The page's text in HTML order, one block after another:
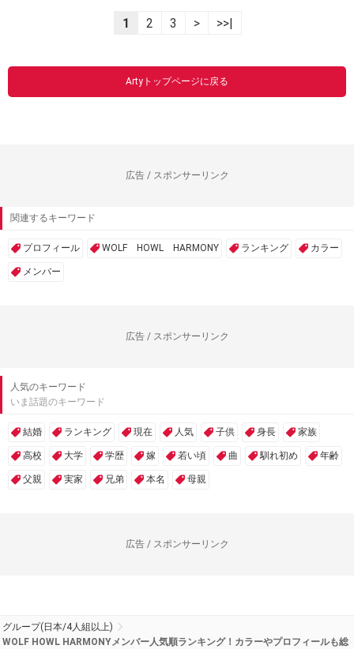
1 2 3 > >>|
Artyトップページに戻る
広告 / スポンサーリンク
関連するキーワード
プロフィール WOLF HOWL HARMONY ランキング カラー
メンバー
広告 / スポンサーリンク
人気のキーワード
いま話題のキーワード
結婚 ランキング 現在 人気 子供 身長 家族
高校 大学 学歴 嫁 若い頃 曲 馴れ初め 年齢
父親 実家 兄弟 本名 母親
広告 / スポンサーリンク
グループ(日本/4人組以上)
WOLF HOWL HARMONYメンバー人気順ランキング！カラーやプロフィールも総